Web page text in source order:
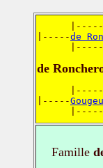
      |-----
|-----de
      |-----
de
      |-----
|-----
      |-----
Famille